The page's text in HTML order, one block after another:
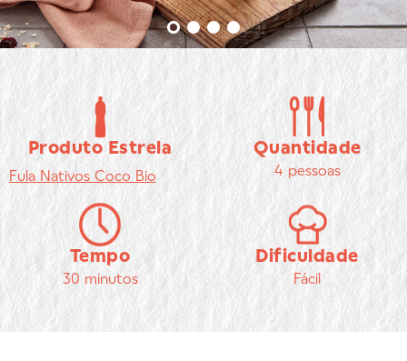
Produto Estrela
Fula Nativos Coco Bio
Quantidade
4 pessoas
Tempo
30 minutos
Dificuldade
Fácil